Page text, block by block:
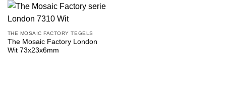
THE MOSAIC FACTORY TEGELS
The Mosaic Factory London
Wit 73x23x6mm